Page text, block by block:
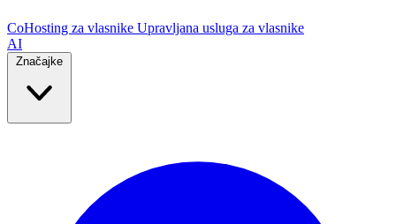
CoHosting za vlasnike Upravljana usluga za vlasnike
AI